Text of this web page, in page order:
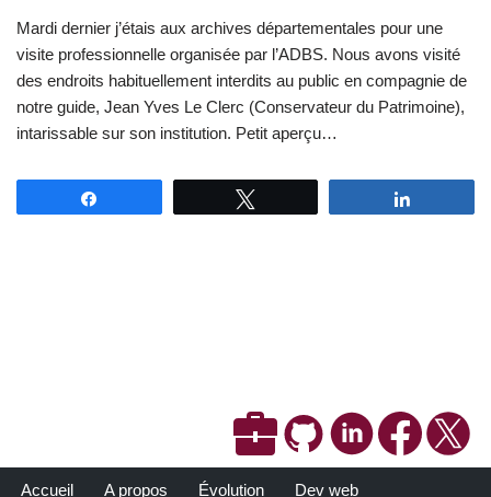
Mardi dernier j’étais aux archives départementales pour une
visite professionnelle organisée par l’ADBS. Nous avons visité
des endroits habituellement interdits au public en compagnie de
notre guide, Jean Yves Le Clerc (Conservateur du Patrimoine),
intarissable sur son institution. Petit aperçu…
Accueil A propos Évolution Dev web